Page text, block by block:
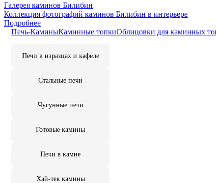
Галерея каминов Билибин
Коллекция фотографий каминов Билибин в интерьере
Подробнее
Печь-КаминыКаминные топкиОблицовки для каминных
Печи в изразцах и кафеле
Стальные печи
Чугунные печи
Готовые камины
Печи в камне
Хай-тек камины